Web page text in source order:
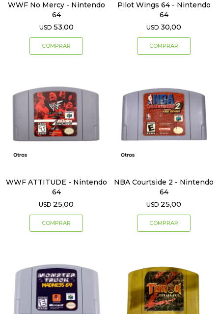
WWF No Mercy - Nintendo
64
USD 53,00
Pilot Wings 64 - Nintendo
64
USD 30,00
WWF ATTITUDE - Nintendo
64
USD 25,00
NBA Courtside 2 - Nintendo
64
USD 25,00